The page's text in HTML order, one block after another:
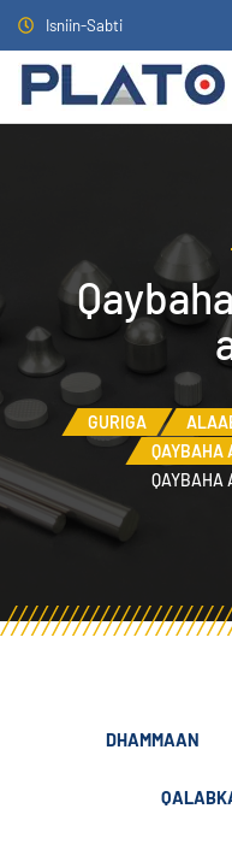
Isniin-Sabti
GURIGA
QAYBAHA
QAYBAHA
DHAMMAAN